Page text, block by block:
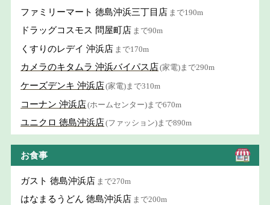
ファミリーマート 徳島沖浜三丁目店 まで190m
ドラッグコスモス 問屋町店 まで90m
くすりのレデイ 沖浜店 まで170m
カメラのキタムラ 沖浜バイパス店(家電)まで290m
ケーズデンキ 沖浜店(家電)まで310m
コーナン 沖浜店(ホームセンター)まで670m
ユニクロ 徳島沖浜店(ファッション)まで890m
お食事
ガスト 徳島沖浜店 まで270m
はなまるうどん 徳島沖浜店 まで200m